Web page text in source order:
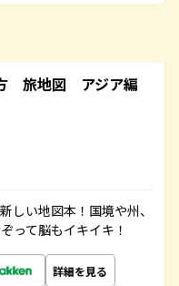
旅地図 アジア編
しい地図本！国境や州、
って脳もイキイキ！
詳細を見る